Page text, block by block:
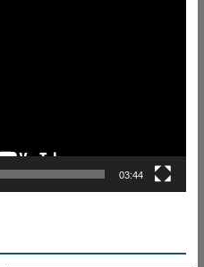
03:44